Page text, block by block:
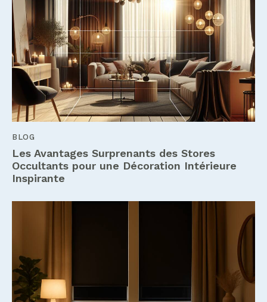
BLOG
Les Avantages Surprenants des Stores
Occultants pour une Décoration Intérieure
Inspirante